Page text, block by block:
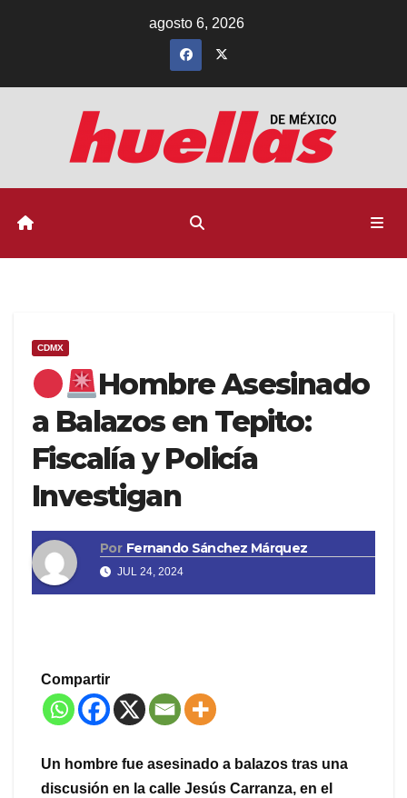
agosto 6, 2026
CDMX
Hombre Asesinado
a Balazos en Tepito:
Fiscalía y Policía
Investigan
Por Fernando Sánchez Márquez
JUL 24, 2024
Compartir
Un hombre fue asesinado a balazos tras una
discusión en la calle Jesús Carranza, en el